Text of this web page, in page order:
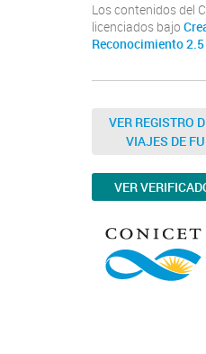
Los contenidos del
licenciados bajo
Reconocimiento
VER REGISTRO
VIAJES DE
VER